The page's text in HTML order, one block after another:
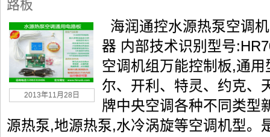
路板
2013年11月28日
海润通控水源热泵空调
器 内部技术识别型号
空调机组万能控制板,通
尔、开利、特灵、约克、
牌中央空调各种不同类型
源热泵,地源热泵,水冷涡旋等空调机型。